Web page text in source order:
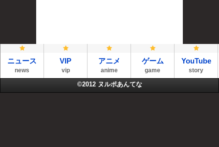
ニュース
news
VIP
vip
アニメ
anime
ゲーム
game
YouTube
story
©2012 ヌルポあんてな